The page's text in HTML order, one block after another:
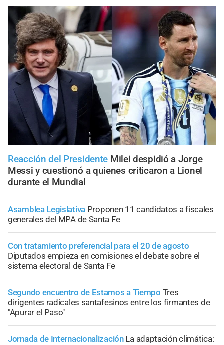
Reacción del Presidente Milei despidió a Jorge
Messi y cuestionó a quienes criticaron a Lionel
durante el Mundial
Asamblea Legislativa Proponen 11 candidatos a fiscales
generales del MPA de Santa Fe
Con tratamiento preferencial para el 20 de agosto
Diputados empieza en comisiones el debate sobre el
sistema electoral de Santa Fe
Segundo encuentro de Estamos a Tiempo Tres
dirigentes radicales santafesinos entre los firmantes de
"Apurar el Paso"
Jornada de Internacionalización La adaptación climática: